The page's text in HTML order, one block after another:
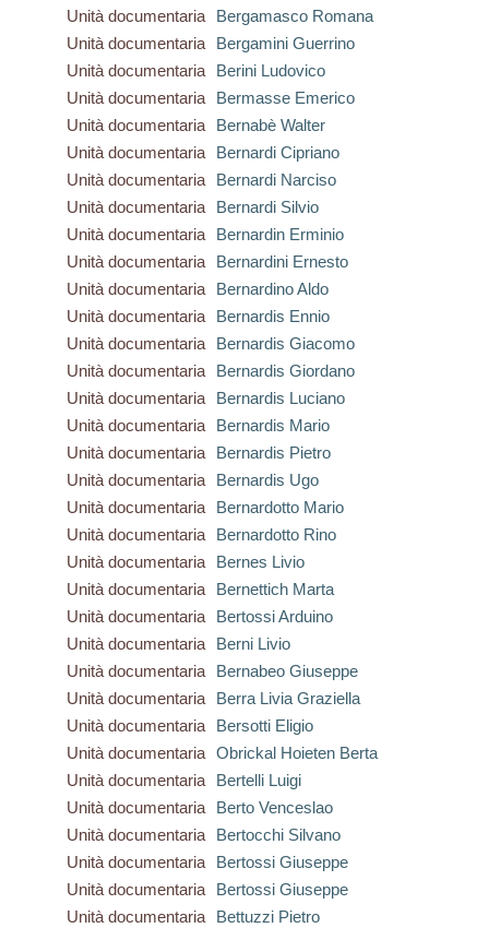
Unità documentaria
Bergamasco Romana
Unità documentaria
Bergamini Guerrino
Unità documentaria
Berini Ludovico
Unità documentaria
Bermasse Emerico
Unità documentaria
Bernabè Walter
Unità documentaria
Bernardi Cipriano
Unità documentaria
Bernardi Narciso
Unità documentaria
Bernardi Silvio
Unità documentaria
Bernardin Erminio
Unità documentaria
Bernardini Ernesto
Unità documentaria
Bernardino Aldo
Unità documentaria
Bernardis Ennio
Unità documentaria
Bernardis Giacomo
Unità documentaria
Bernardis Giordano
Unità documentaria
Bernardis Luciano
Unità documentaria
Bernardis Mario
Unità documentaria
Bernardis Pietro
Unità documentaria
Bernardis Ugo
Unità documentaria
Bernardotto Mario
Unità documentaria
Bernardotto Rino
Unità documentaria
Bernes Livio
Unità documentaria
Bernettich Marta
Unità documentaria
Bertossi Arduino
Unità documentaria
Berni Livio
Unità documentaria
Bernabeo Giuseppe
Unità documentaria
Berra Livia Graziella
Unità documentaria
Bersotti Eligio
Unità documentaria Obrickal Hoieten Berta
Unità documentaria
Bertelli Luigi
Unità documentaria
Berto Venceslao
Unità documentaria
Bertocchi Silvano
Unità documentaria
Bertossi Giuseppe
Unità documentaria
Bertossi Giuseppe
Unità documentaria
Bettuzzi Pietro